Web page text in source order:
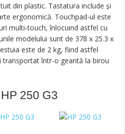
din plastic. Tastatura include și
ergonomică. Touchpad-ul este
multi-touch, înlocuind astfel cu
modelului sunt de 378 x 25.3 x
este de 2 kg, fiind astfel
transportat într-o geantă la birou
250 G3